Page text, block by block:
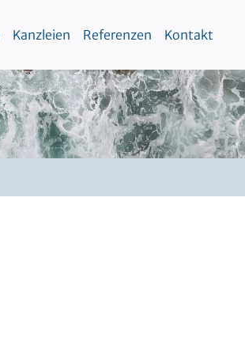
Kanzleien Referenzen Kontakt